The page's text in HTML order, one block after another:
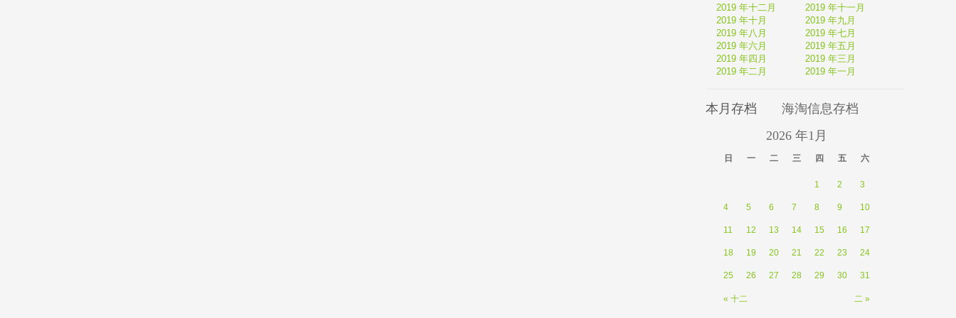
2019 年十二月
2019 年十一月
2019 年十月
2019 年九月
2019 年八月
2019 年七月
2019 年六月
2019 年五月
2019 年四月
2019 年三月
2019 年二月
2019 年一月
本月存档
海淘信息存档
2026 年1月
日 一 二 三 四 五 六
« 十二 二 »
1 2 3
4 5 6 7 8 9 10
11 12 13 14 15 16 17
18 19 20 21 22 23 24
25 26 27 28 29 30 31